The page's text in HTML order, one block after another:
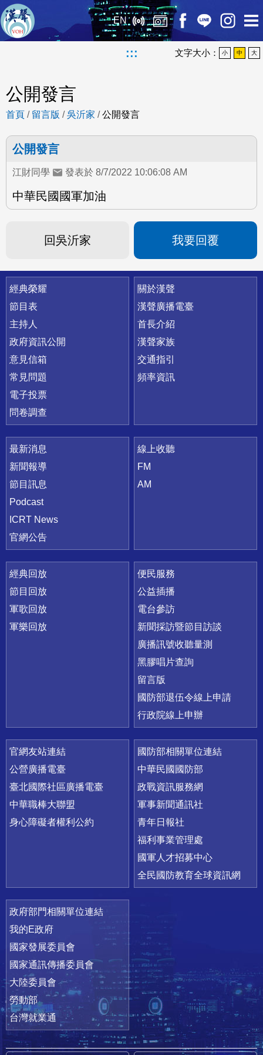
EN
::: 文字大小： 小 中 大
公開發言
首頁 / 留言版 /吳沂家 /公開發言
公開發言
江財同學 發表於 8/7/2022 10:06:08 AM
中華民國國軍加油
回吳沂家 我要回覆
快速連結
經典榮耀
節目表
主持人
政府資訊公開
意見信箱
常見問題
電子投票
問卷調查
關於漢聲
漢聲廣播電臺
首長介紹
漢聲家族
交通指引
頻率資訊
最新消息
新聞報導
節目訊息
Podcast
ICRT News
官網公告
線上收聽
FM
AM
經典回放
節目回放
軍歌回放
軍樂回放
便民服務
公益插播
電台參訪
新聞採訪暨節目訪談
廣播訊號收聽量測
黑膠唱片查詢
留言版
國防部退伍令線上申請
行政院線上申辦
官網友站連結
公營廣播電臺
臺北國際社區廣播電臺
中華職棒大聯盟
身心障礙者權利公約
國防部相關單位連結
中華民國國防部
政戰資訊服務網
軍事新聞通訊社
青年日報社
福利事業管理處
國軍人才招募中心
全民國防教育全球資訊網
政府部門相關單位連結
我的E政府
國家發展委員會
國家通訊傳播委員會
大陸委員會
勞動部
台灣就業通